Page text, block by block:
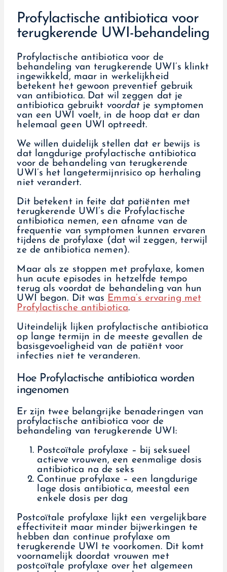
Profylactische antibiotica voor
terugkerende UWI-behandeling
Profylactische antibiotica voor de
behandeling van terugkerende UWI’s klinkt
ingewikkeld, maar in werkelijkheid
betekent het gewoon preventief gebruik
van antibiotica. Dat wil zeggen dat je
antibiotica gebruikt voordat je symptomen
van een UWI voelt, in de hoop dat er dan
helemaal geen UWI optreedt.
We willen duidelijk stellen dat er bewijs is
dat langdurige profylactische antibiotica
voor de behandeling van terugkerende
UWI’s het langetermijnrisico op herhaling
niet verandert.
Dit betekent in feite dat patiënten met
terugkerende UWI’s die Profylactische
antibiotica nemen, een afname van de
frequentie van symptomen kunnen ervaren
tijdens de profylaxe (dat wil zeggen, terwijl
ze de antibiotica nemen).
Maar als ze stoppen met profylaxe, komen
hun acute episodes in hetzelfde tempo
terug als voordat de behandeling van hun
UWI begon. Dit was Emma’s ervaring met
Profylactische antibiotica.
Uiteindelijk lijken profylactische antibiotica
op lange termijn in de meeste gevallen de
basisgevoeligheid van de patiënt voor
infecties niet te veranderen.
Hoe Profylactische antibiotica worden
ingenomen
Er zijn twee belangrijke benaderingen van
profylactische antibiotica voor de
behandeling van terugkerende UWI:
Postcoïtale profylaxe – bij seksueel
actieve vrouwen, een eenmalige dosis
antibiotica na de seks
Continue profylaxe – een langdurige
lage dosis antibiotica, meestal een
enkele dosis per dag
Postcoïtale profylaxe lijkt een vergelijkbare
effectiviteit maar minder bijwerkingen te
hebben dan continue profylaxe om
terugkerende UWI te voorkomen. Dit komt
voornamelijk doordat vrouwen met
postcoïtale profylaxe over het algemeen